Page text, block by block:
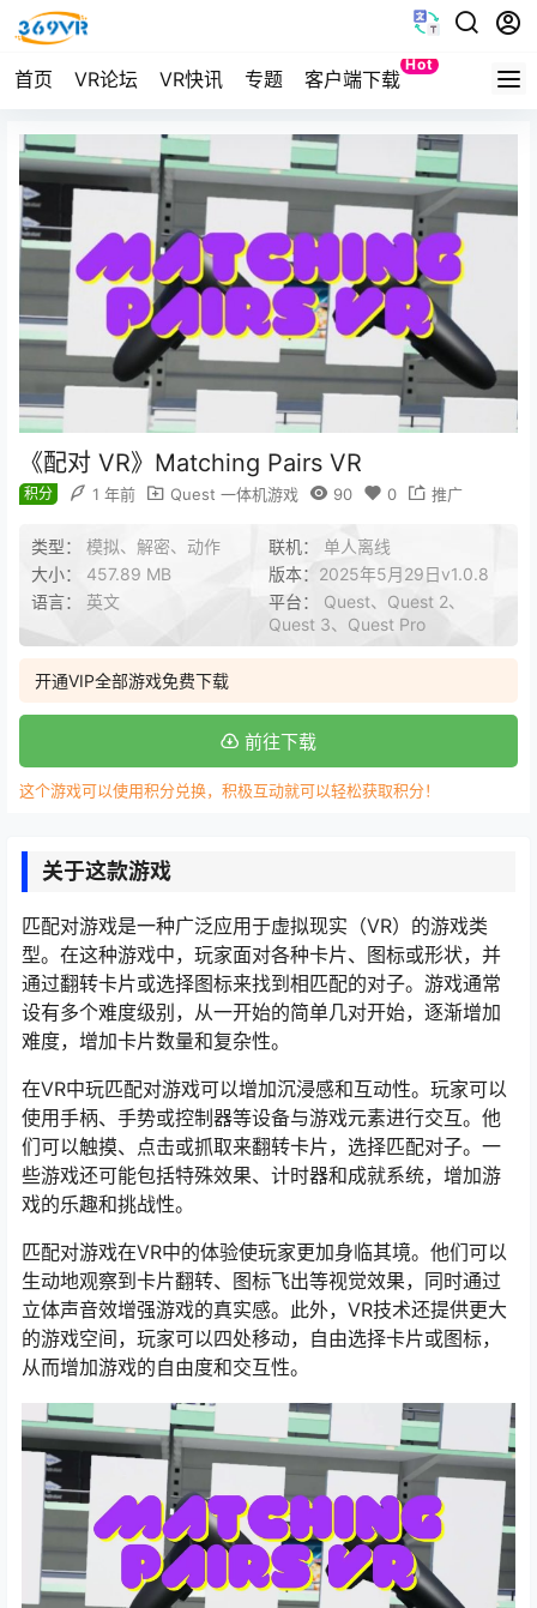
首页 VR论坛 VR快讯 专题 客户端下载
Hot
Quest
《配对 VR》Matching Pairs VR
积分 1 年前 Quest 一体机游戏 90 0 推广
类型： 模拟、解密、动作 联机： 单人离线
大小： 457.89 MB 版本： 2025年5月29日v1.0.8
语言： 英文 平台： Quest、Quest 2、
Quest 3、Quest Pro
开通VIP全部游戏免费下载
前往下载
这个游戏可以使用积分兑换，积极互动就可以轻松获取积分！
关于这款游戏
匹配对游戏是一种广泛应用于虚拟现实（VR）的游戏类
型。在这种游戏中，玩家面对各种卡片、图标或形状，并
通过翻转卡片或选择图标来找到相匹配的对子。游戏通常
设有多个难度级别，从一开始的简单几对开始，逐渐增加
难度，增加卡片数量和复杂性。
在VR中玩匹配对游戏可以增加沉浸感和互动性。玩家可以
使用手柄、手势或控制器等设备与游戏元素进行交互。他
们可以触摸、点击或抓取来翻转卡片，选择匹配对子。一
些游戏还可能包括特殊效果、计时器和成就系统，增加游
戏的乐趣和挑战性。
匹配对游戏在VR中的体验使玩家更加身临其境。他们可以
生动地观察到卡片翻转、图标飞出等视觉效果，同时通过
立体声音效增强游戏的真实感。此外，VR技术还提供更大
的游戏空间，玩家可以四处移动，自由选择卡片或图标，
从而增加游戏的自由度和交互性。